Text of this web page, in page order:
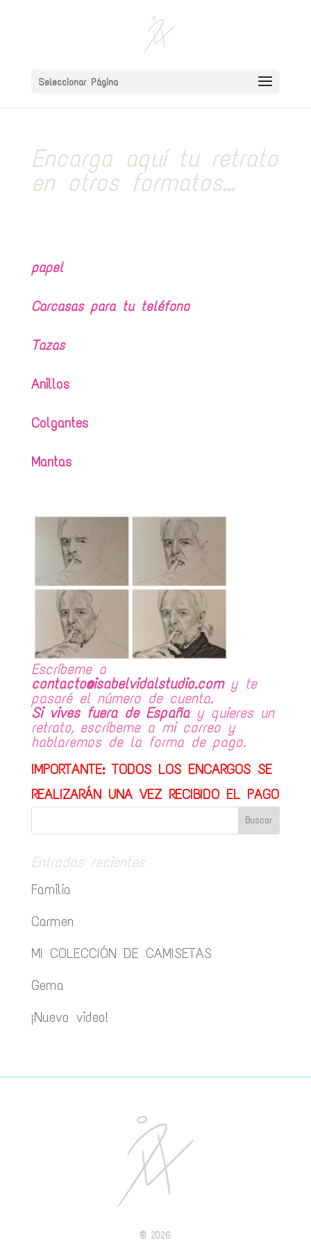
Seleccionar Página
Encarga aquí tu retrato
en otros formatos…
papel
Carcasas para tu teléfono
Tazas
Anillos
Colgantes
Mantas
Escríbeme a
contacto@isabelvidalstudio.comy te
pasaré el número de cuenta.
Si vives fuera de Españay quieres un
retrato, escríbeme a mi correo y
hablaremos de la forma de pago.
IMPORTANTE: TODOS LOS ENCARGOS SE
REALIZARÁN UNA VEZ RECIBIDO EL PAGO
Entradas recientes
Familia
Carmen
MI COLECCIÓN DE CAMISETAS
Gema
¡Nuevo video!
® 2026